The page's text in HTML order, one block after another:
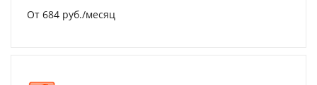
От 684 руб./месяц